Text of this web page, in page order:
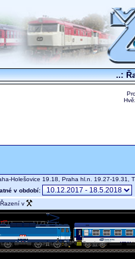
..:
Holešovice 19.18, Praha hl.n. 19.27-19.31,
v období:
Řazení v